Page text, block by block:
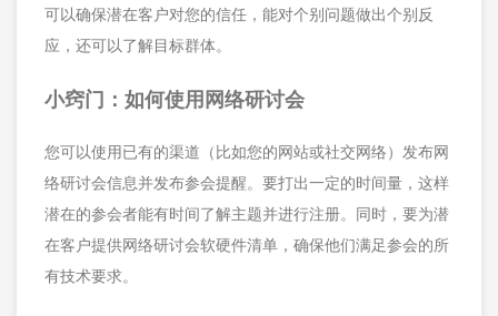
可以确保潜在客户对您的信任，能对个别问题做出个别反
应，还可以了解目标群体。
小窍门：如何使用网络研讨会
您可以使用已有的渠道（比如您的网站或社交网络）发布网
络研讨会信息并发布参会提醒。要打出一定的时间量，这样
潜在的参会者能有时间了解主题并进行注册。同时，要为潜
在客户提供网络研讨会软硬件清单，确保他们满足参会的所
有技术要求。